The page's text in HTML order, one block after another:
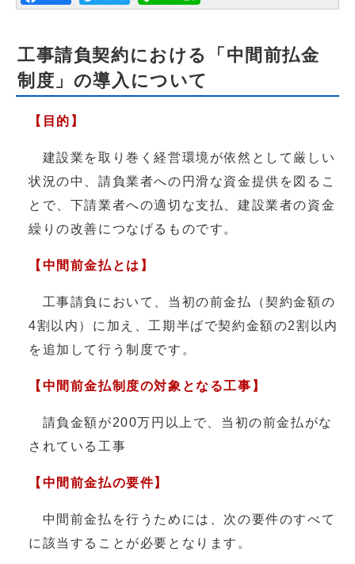
工事請負契約における「中間前払金
制度」の導入について
【目的】
建設業を取り巻く経営環境が依然として厳しい
状況の中、請負業者への円滑な資金提供を図るこ
とで、下請業者への適切な支払、建設業者の資金
繰りの改善につなげるものです。
【中間前金払とは】
工事請負において、当初の前金払（契約金額の
4割以内）に加え、工期半ばで契約金額の2割以内
を追加して行う制度です。
【中間前金払制度の対象となる工事】
請負金額が200万円以上で、当初の前金払がな
されている工事
【中間前金払の要件】
中間前金払を行うためには、次の要件のすべて
に該当することが必要となります。